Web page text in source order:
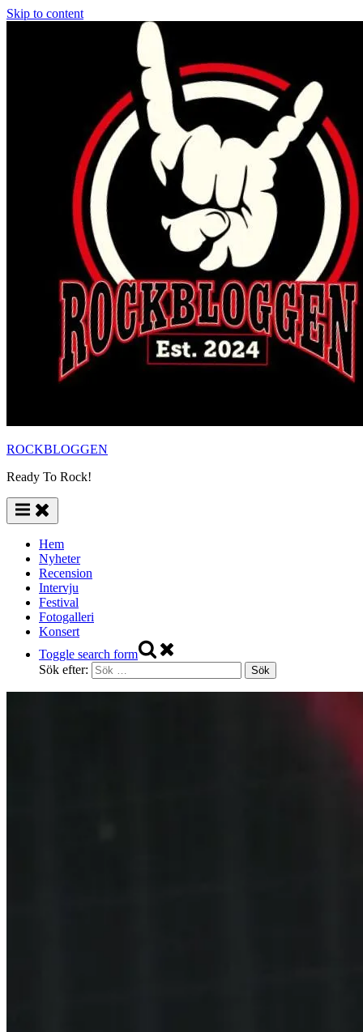
Skip to content
ROCKBLOGGEN
Ready To Rock!
Hem
Nyheter
Recension
Intervju
Festival
Fotogalleri
Konsert
Toggle search form
Sök efter: